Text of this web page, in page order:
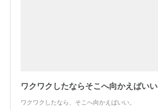
ワクワクしたならそこへ向かえばいい
ワクワクしたなら、そこへ向かえばいい。